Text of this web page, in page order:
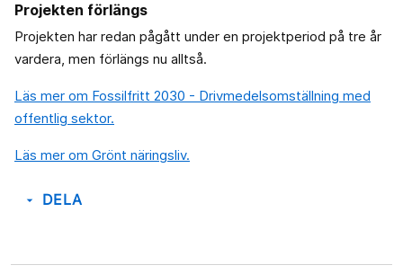
Projekten förlängs
Projekten har redan pågått under en projektperiod på tre år
vardera, men förlängs nu alltså.
Läs mer om Fossilfritt 2030 - Drivmedelsomställning med
offentlig sektor.
Läs mer om Grönt näringsliv.
arrow_drop_down DELA